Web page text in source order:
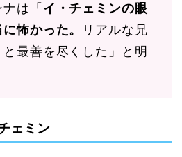
は「 イ・チェミンの眼
怖かった。
リアルな兄
最善を尽くした」と明
ェミン